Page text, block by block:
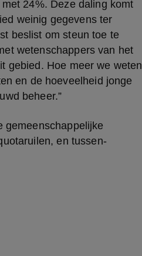
24%. Deze daling komt
weinig gegevens ter
beslist om steun toe te
wetenschappers van het
gebied. Hoe meer we weten
en de hoeveelheid jonge
beheer.”
gemeenschappelijke
en tussen-